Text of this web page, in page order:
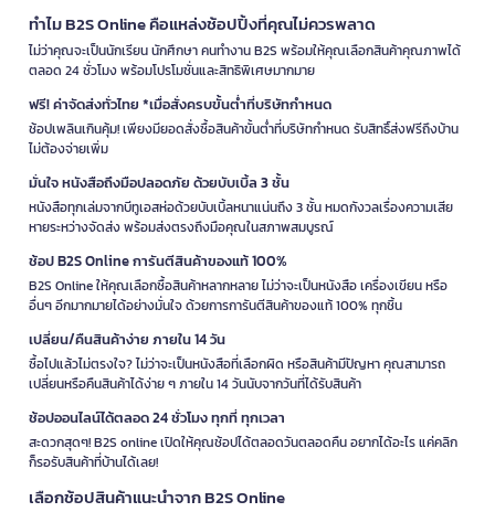
ทำไม B2S Online คือแหล่งช้อปปิ้งที่คุณไม่ควรพลาด
ไม่ว่าคุณจะเป็นนักเรียน นักศึกษา คนทำงาน B2S พร้อมให้คุณเลือกสินค้าคุณภาพได้
ตลอด 24 ชั่วโมง พร้อมโปรโมชั่นและสิทธิพิเศษมากมาย
ฟรี! ค่าจัดส่งทั่วไทย *เมื่อสั่งครบขั้นต่ำที่บริษัทกำหนด
ช้อปเพลินเกินคุ้ม! เพียงมียอดสั่งซื้อสินค้าขั้นต่ำที่บริษัทกำหนด รับสิทธิ์ส่งฟรีถึงบ้าน
ไม่ต้องจ่ายเพิ่ม
มั่นใจ หนังสือถึงมือปลอดภัย ด้วยบับเบิ้ล 3 ชั้น
หนังสือทุกเล่มจากบีทูเอสห่อด้วยบับเบิ้ลหนาแน่นถึง 3 ชั้น หมดกังวลเรื่องความเสีย
หายระหว่างจัดส่ง พร้อมส่งตรงถึงมือคุณในสภาพสมบูรณ์
ช้อป B2S Online การันตีสินค้าของแท้ 100%
B2S Online ให้คุณเลือกซื้อสินค้าหลากหลาย ไม่ว่าจะเป็นหนังสือ เครื่องเขียน หรือ
อื่นๆ อีกมากมายได้อย่างมั่นใจ ด้วยการการันตีสินค้าของแท้ 100% ทุกชิ้น
เปลี่ยน/คืนสินค้าง่าย ภายใน 14 วัน
ซื้อไปแล้วไม่ตรงใจ? ไม่ว่าจะเป็นหนังสือที่เลือกผิด หรือสินค้ามีปัญหา คุณสามารถ
เปลี่ยนหรือคืนสินค้าได้ง่าย ๆ ภายใน 14 วันนับจากวันที่ได้รับสินค้า
ช้อปออนไลน์ได้ตลอด 24 ชั่วโมง ทุกที่ ทุกเวลา
สะดวกสุดๆ! B2S online เปิดให้คุณช้อปได้ตลอดวันตลอดคืน อยากได้อะไร แค่คลิก
ก็รอรับสินค้าที่บ้านได้เลย!
เลือกช้อปสินค้าแนะนำจาก B2S Online